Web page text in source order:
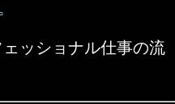
ェッショナル仕事の流